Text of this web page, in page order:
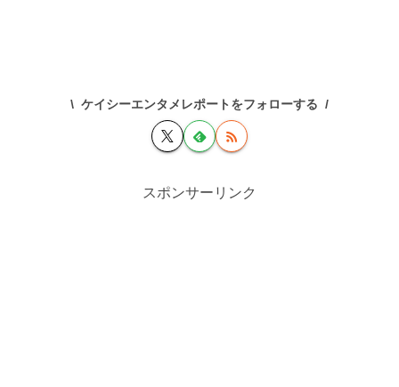
ケイシーエンタメレポートをフォローする
スポンサーリンク